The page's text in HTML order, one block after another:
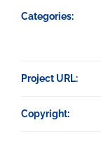
Categories:
Project URL:
Copyright: